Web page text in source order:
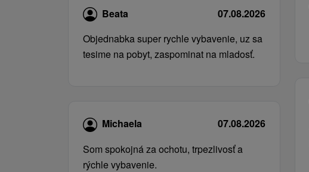
Beata
07.08.2026
Objednabka super rychle vybavenie, uz sa
tesime na pobyt, zaspominat na mladosť.
Michaela
07.08.2026
Som spokojná za ochotu, trpezlivosť a
rýchle vybavenie.